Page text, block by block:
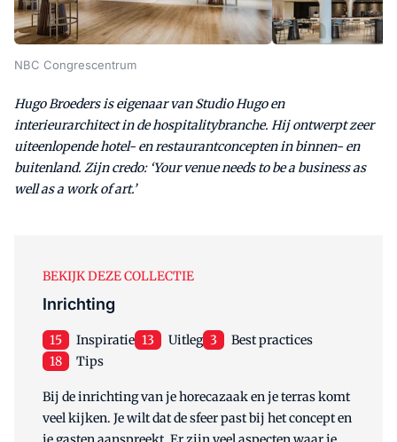
NBC Congrescentrum
Hugo Broeders is eigenaar van Studio Hugo en
interieurarchitect in de hospitalitybranche. Hij ontwerpt zeer
uiteenlopende hotel- en restaurantconcepten in binnen- en
buitenland. Zijn credo: ‘Your venue needs to be a business as
well as a work of art.’
BEKIJK DEZE COLLECTIE
Inrichting
15 Inspiratie 13 Uitleg 3
Best practices
18
Tips
Bij de inrichting van je horecazaak en je terras komt
veel kijken. Je wilt dat de sfeer past bij het concept en